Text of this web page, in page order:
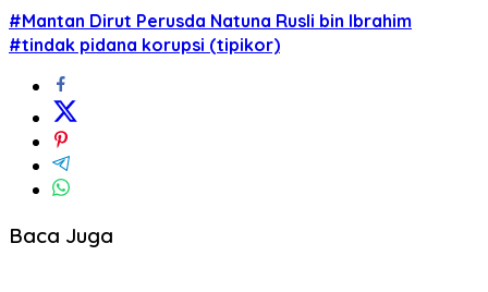
#Mantan Dirut Perusda Natuna Rusli bin Ibrahim
#tindak pidana korupsi (tipikor)
Baca Juga